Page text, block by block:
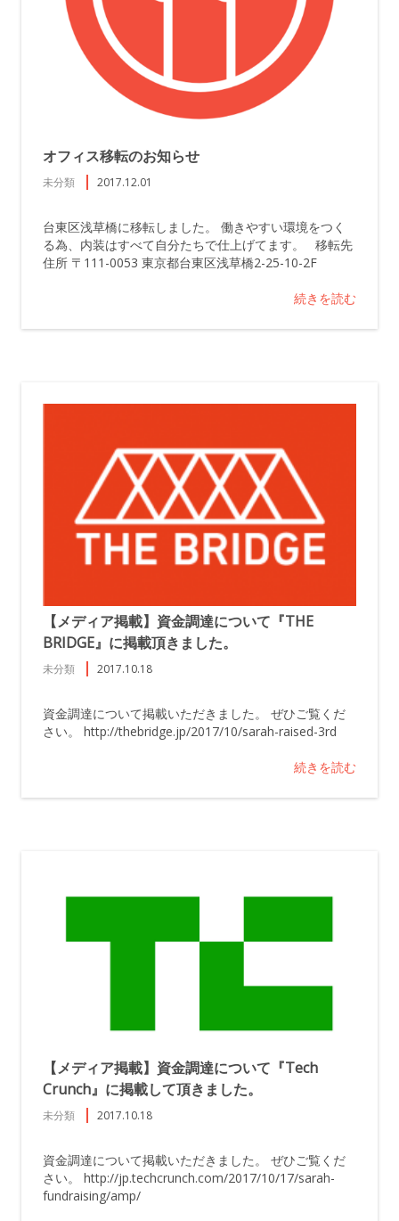
オフィス移転のお知らせ
未分類 2017.12.01
台東区浅草橋に移転しました。 働きやすい環境をつく
る為、内装はすべて自分たちで仕上げてます。 移転先
住所 〒111-0053 東京都台東区浅草橋2-25-10-2F
続きを読む
【メディア掲載】資金調達について『THE
BRIDGE』に掲載頂きました。
未分類 2017.10.18
資金調達について掲載いただきました。 ぜひご覧くだ
さい。 http://thebridge.jp/2017/10/sarah-raised-3rd
続きを読む
【メディア掲載】資金調達について『Tech
Crunch』に掲載して頂きました。
未分類 2017.10.18
資金調達について掲載いただきました。 ぜひご覧くだ
さい。 http://jp.techcrunch.com/2017/10/17/sarah-
fundraising/amp/